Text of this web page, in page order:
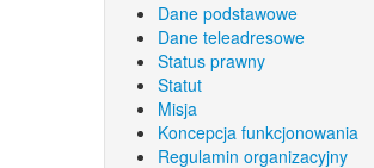
Dane podstawowe
Dane teleadresowe
Status prawny
Statut
Misja
Koncepcja funkcjonowania
Regulamin organizacyjny